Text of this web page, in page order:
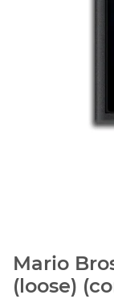
Mario
(loose)